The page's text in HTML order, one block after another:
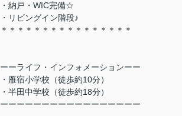
・納戸・WIC完備☆
・リビングイン階段♪
＊＊＊＊＊＊＊＊＊＊＊＊＊＊＊＊
ーーライフ・インフォメーションーー
・雁宿小学校（徒歩約10分）
・半田中学校（徒歩約18分）
ーーーーーーーーーーーーーーーーー